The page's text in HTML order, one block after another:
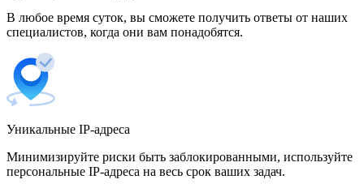
Вьетнам
В любое время суток, вы сможете получить ответы от наших
специалистов, когда они вам понадобятся.
Уникальные IP-адреса
Минимизируйте риски быть заблокированными, используйте
персональные IP-адреса на весь срок ваших задач.